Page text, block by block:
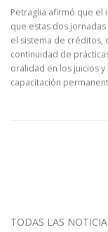
Petraglia afirmó que el
que estas dos
el sistema de
continuidad de
oralidad en los juicios
capacitación
TODAS LAS